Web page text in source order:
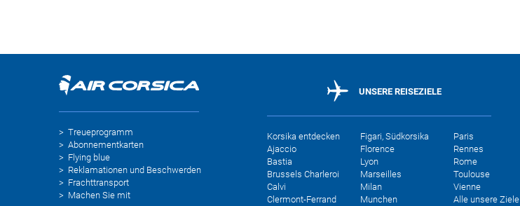
Treueprogramm
Abonnementkarten
Flying blue
Reklamationen und Beschwerden
Frachttransport
Machen Sie mit
UNSERE REISEZIELE
Korsika entdecken
Ajaccio
Bastia
Brussels Charleroi
Calvi
Clermont-Ferrand
Figari, Südkorsika
Florence
Lyon
Marseilles
Milan
Munchen
Paris
Rennes
Rome
Toulouse
Vienne
Alle unsere Ziele